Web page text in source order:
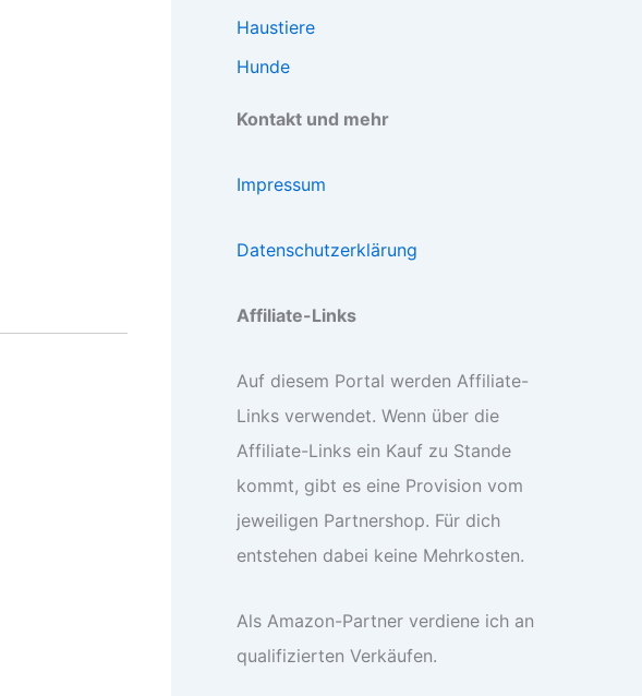
Haustiere
Hunde
Kontakt und mehr
Impressum
Datenschutzerklärung
Affiliate-Links
Auf diesem Portal werden Affiliate-
Links verwendet. Wenn über die
Affiliate-Links ein Kauf zu Stande
kommt, gibt es eine Provision vom
jeweiligen Partnershop. Für dich
entstehen dabei keine Mehrkosten.
Als Amazon-Partner verdiene ich an
qualifizierten Verkäufen.